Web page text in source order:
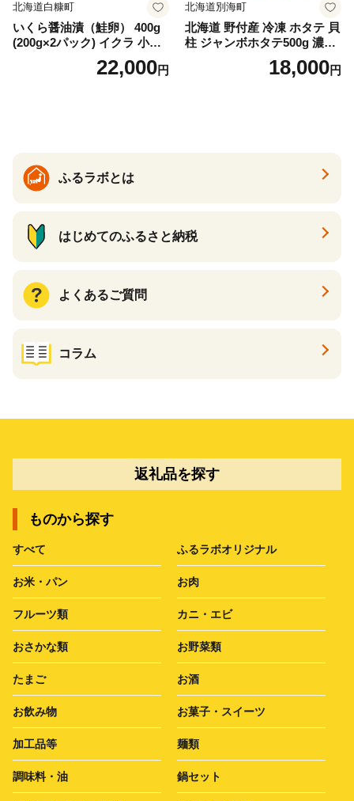
北海道白糠町
いくら醤油漬（鮭卵） 400g
(200g×2パック) イクラ 小分
け いくら醤油漬 鮭いくら い
くら醤油漬け 鮭 鮭卵 ikura
22,000円
北海道別海町
北海道 野付産 冷凍 ホタテ 貝
柱 ジャンボホタテ500g 濃厚
な旨味と甘み （ほたて ホタ
テ 帆立 貝柱 ホタテ貝柱 大玉
18,000円
ふるラボとは
はじめてのふるさと納税
よくあるご質問
コラム
返礼品を探す
ものから探す
すべて ふるラボオリジナル
お米・パン お肉
フルーツ類 カニ・エビ
おさかな類 お野菜類
たまご お酒
お飲み物 お菓子・スイーツ
加工品等 麺類
調味料・油 鍋セット